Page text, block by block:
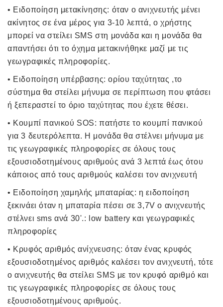
• Ειδοποίηση μετακίνησης: όταν ο ανιχνευτής μένει
ακίνητος σε ένα μέρος για 3-10 λεπτά, ο χρήστης
μπορεί να στείλει SMS στη μονάδα και η μονάδα θα
απαντήσει ότι το όχημα μετακινήθηκε μαζί με τις
γεωγραφικές πληροφορίες.
• Ειδοποίηση υπέρβασης: ορίου ταχύτητας ,το
σύστημα θα στείλει μήνυμα σε περίπτωση που φτάσει
ή ξεπεραστεί το όριο ταχύτητας που έχετε θέσει.
• Κουμπί πανικού SOS: πατήστε το κουμπί πανικού
για 3 δευτερόλεπτα. Η μονάδα θα στέλνει μήνυμα με
τις γεωγραφικές πληροφορίες σε όλους τους
εξουσιοδοτημένους αριθμούς ανά 3 λεπτά έως ότου
κάποιος από τους αριθμούς καλέσει τον ανιχνευτή
• Ειδοποίηση χαμηλής μπαταρίας: η ειδοποίηση
ξεκινάει όταν η μπαταρία πέσει σε 3,7V ο ανιχνευτής
στέλνει sms ανά 30'.: low battery και γεωγραφικές
πληροφορίες
• Κρυφός αριθμός ανίχνευσης: όταν ένας κρυφός
εξουσιοδοτημένος αριθμός καλέσει τον ανιχνευτή, τότε
ο ανιχνευτής θα στείλει SMS με τον κρυφό αριθμό και
τις γεωγραφικές πληροφορίες σε όλους τους
εξουσιοδοτημένους αριθμούς.